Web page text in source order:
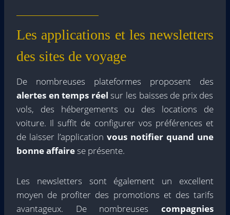
Les applications et les newsletters
des sites de voyage
De nombreuses plateformes proposent des
alertes en temps réelsur les baisses de prix des
vols, des hébergements ou des locations de
voiture. Il suffit de configurer vos préférences et
de laisser l’application vous notifier quand une
bonne affairese présente.
Les newsletters sont également un excellent
moyen de profiter des promotions et des tarifs
avantageux. De nombreuses compagnies